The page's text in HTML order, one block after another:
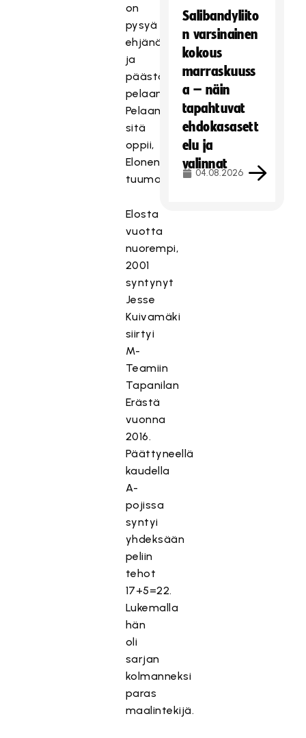
on
pysyä
ehjänä
ja
päästä
pelaamaan.
Pelaamalla
sitä
oppii,
Elonen
tuumaa.
Elosta
vuotta
nuorempi,
2001
syntynyt
Jesse
Kuivamäki
siirtyi
M-
Teamiin
Tapanilan
Erästä
vuonna
2016.
Päättyneellä
kaudella
A-
pojissa
syntyi
yhdeksään
peliin
tehot
17+5=22.
Lukemalla
hän
oli
sarjan
kolmanneksi
paras
maalintekijä.
Salibandyliito
n varsinainen
kokous
marraskuuss
a – näin
tapahtuvat
ehdokasasett
elu ja
valinnat
04.08.2026